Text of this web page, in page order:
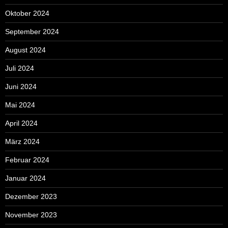
Oktober 2024
September 2024
August 2024
Juli 2024
Juni 2024
Mai 2024
April 2024
März 2024
Februar 2024
Januar 2024
Dezember 2023
November 2023